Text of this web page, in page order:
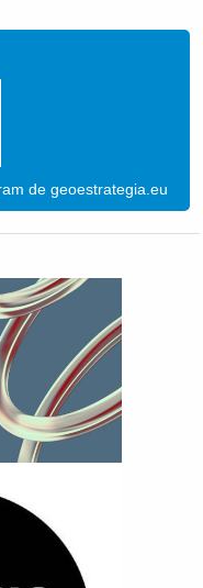
de geoestrategia.eu